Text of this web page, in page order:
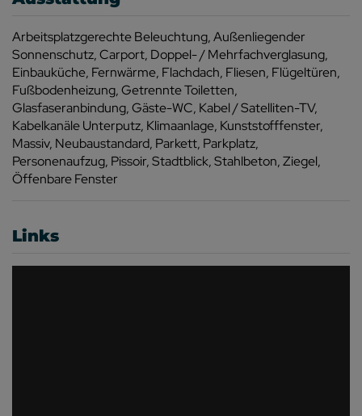
Arbeitsplatzgerechte Beleuchtung Außenliegender
Sonnenschutz Carport Doppel- / Mehrfachverglasung
Einbauküche Fernwärme Flachdach Fliesen Flügeltüren
Fußbodenheizung Getrennte Toiletten
Glasfaseranbindung Gäste-WC Kabel / Satelliten-TV
Kabelkanäle Unterputz Klimaanlage Kunststofffenster
Massiv Neubaustandard Parkett Parkplatz
Personenaufzug Pissoir Stadtblick Stahlbeton Ziegel
Öffenbare Fenster
Links